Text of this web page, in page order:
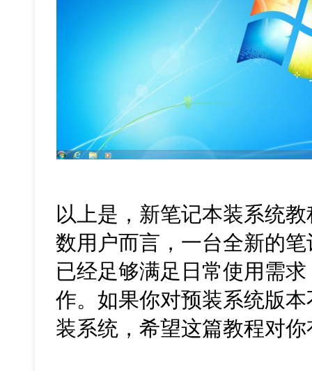
以上是，新笔记本装系统
数用户而言，一台全新的
已经足够满足日常使用需
作。如果你对预装系统版
装系统，希望这篇教程对